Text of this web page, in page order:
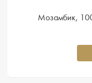
Мозамбик,